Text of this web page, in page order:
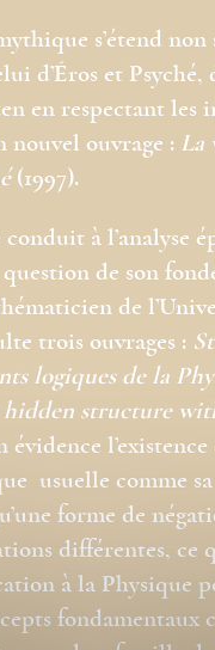
s’étend
d’Éros et
en respectant les
ouvrage : La
(1997).
à l’analyse
de son
de
trois ouvrages :
logiques de la
hidden structure
usuelle comme
forme de
différentes, ce
à la Physique
fondamentaux